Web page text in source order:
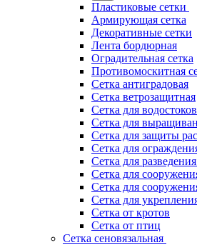
Пластиковые сетки
Армирующая сетка
Декоративные сетки
Лента бордюрная
Оградительная сетка
Противомоскитная
Сетка антиградовая
Сетка ветрозащитная
Сетка для водостоков
Сетка для
Сетка для защиты
Сетка для
Сетка для
Сетка для
Сетка для
Сетка для
Сетка от кротов
Сетка от птиц
Сетка сеновязальная